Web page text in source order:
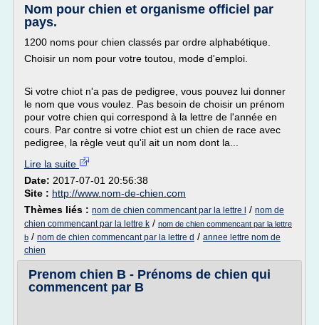
Nom pour chien et organisme officiel par
pays.
1200 noms pour chien classés par ordre alphabétique.
Choisir un nom pour votre toutou, mode d'emploi.
Si votre chiot n'a pas de pedigree, vous pouvez lui donner
le nom que vous voulez. Pas besoin de choisir un prénom
pour votre chien qui correspond à la lettre de l'année en
cours. Par contre si votre chiot est un chien de race avec
pedigree, la règle veut qu'il ait un nom dont la...
Lire la suite
Date: 2017-07-01 20:56:38
Site : http://www.nom-de-chien.com
Thèmes liés : nom de chien commencant par la lettre l / nom de
chien commencant par la lettre k / nom de chien commencant par la lettre
b / nom de chien commencant par la lettre d / annee lettre nom de
chien
Prenom chien B - Prénoms de chien qui
commencent par B